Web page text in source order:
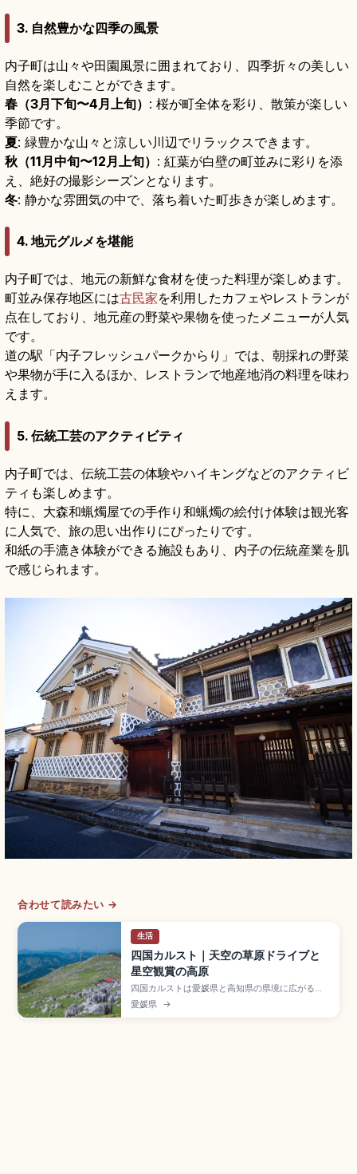
3. 自然豊かな四季の風景
内子町は山々や田園風景に囲まれており、四季折々の美しい
自然を楽しむことができます。
春（3月下旬〜4月上旬） : 桜が町全体を彩り、散策が楽しい
季節です。
夏: 緑豊かな山々と涼しい川辺でリラックスできます。
秋（11月中旬〜12月上旬） : 紅葉が白壁の町並みに彩りを添
え、絶好の撮影シーズンとなります。
冬: 静かな雰囲気の中で、落ち着いた町歩きが楽しめます。
4. 地元グルメを堪能
内子町では、地元の新鮮な食材を使った料理が楽しめます。
町並み保存地区には古民家を利用したカフェやレストランが
点在しており、地元産の野菜や果物を使ったメニューが人気
です。
道の駅「内子フレッシュパークからり」では、朝採れの野菜
や果物が手に入るほか、レストランで地産地消の料理を味わ
えます。
5. 伝統工芸のアクティビティ
内子町では、伝統工芸の体験やハイキングなどのアクティビ
ティも楽しめます。
特に、大森和蝋燭屋での手作り和蝋燭の絵付け体験は観光客
に人気で、旅の思い出作りにぴったりです。
和紙の手漉き体験ができる施設もあり、内子の伝統産業を肌
で感じられます。
合わせて読みたい →
生活
四国カルスト｜天空の草原ドライブと
星空観賞の高原
四国カルストは愛媛県と高知県の県境に広がる標
高約1,400mの高原で、秋吉台・平尾台と並ぶ日
本三大カルストのひとつ「天空の草原」と呼ばれ
愛媛県 →